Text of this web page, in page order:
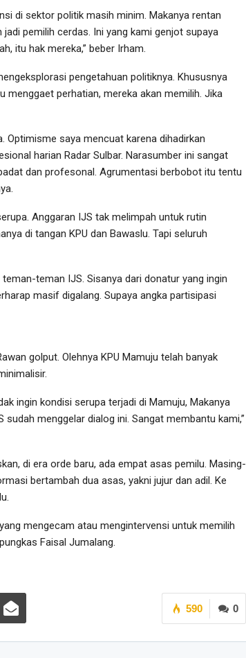
di sektor politik masih minim. Makanya rentan
pemilih cerdas. Ini yang kami genjot supaya
itu hak mereka,” beber Irham.
pengetahuan politiknya. Khususnya
menggaet perhatian, mereka akan memilih. Jika
Optimisme saya mencuat karena dihadirkan
harian Radar Sulbar. Narasumber ini sangat
dan profesonal. Agrumentasi berbobot itu tentu
Anggaran IJS tak melimpah untuk rutin
di tangan KPU dan Bawaslu. Tapi seluruh
teman IJS. Sisanya dari donatur yang ingin
masif digalang. Supaya angka partisipasi
golput. Olehnya KPU Mamuju telah banyak
ingin kondisi serupa terjadi di Mamuju, Makanya
menggelar dialog ini. Sangat membantu kami,”
di era orde baru, ada empat asas pemilu. Masing-
bertambah dua asas, yakni jujur dan adil. Ke
mengecam atau mengintervensi untuk memilih
Faisal Jumalang.
0
590